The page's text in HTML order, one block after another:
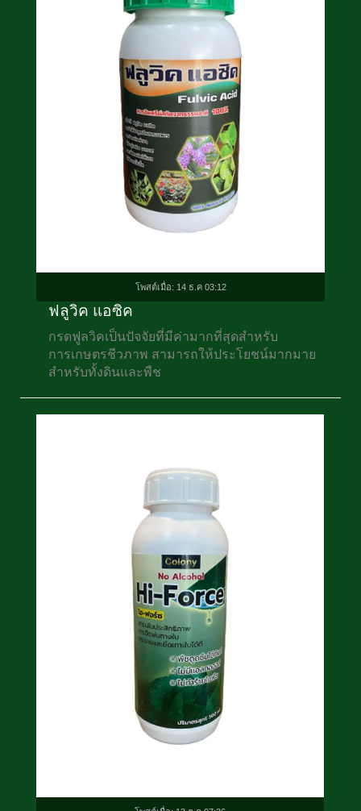
ฟลูวิค แอซิค
กรดฟูลวิคเป็นปัจจัยที่มีค่ามากที่สุดสำหรับ
การเกษตรชีวภาพ สามารถให้ประโยชน์มากมาย
สำหรับทั้งดินและพืช